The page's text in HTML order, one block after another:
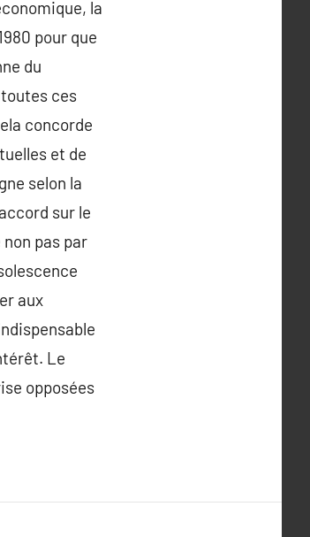
la
pour que
du
ces
concorde
et de
selon la
sur le
pas par
aux
Le
opposées